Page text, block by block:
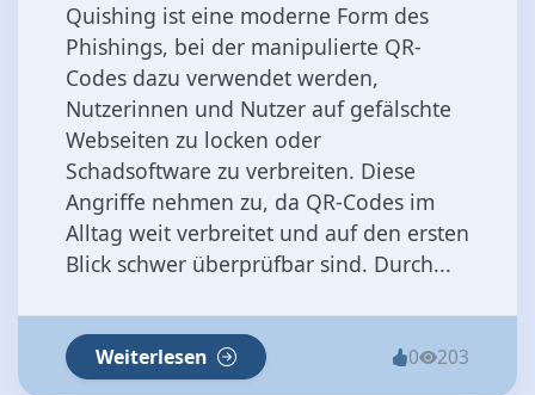
Quishing ist eine moderne Form des
Phishings, bei der manipulierte QR-
Codes dazu verwendet werden,
Nutzerinnen und Nutzer auf gefälschte
Webseiten zu locken oder
Schadsoftware zu verbreiten. Diese
Angriffe nehmen zu, da QR-Codes im
Alltag weit verbreitet und auf den ersten
Blick schwer überprüfbar sind. Durch...
Weiterlesen 0 203